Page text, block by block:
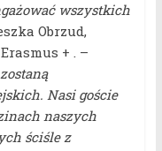
wszystkich
Obrzud,
+ . –
Nasi goście
naszych
ściśle z